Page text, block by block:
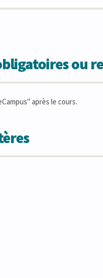
ou
après le cours.